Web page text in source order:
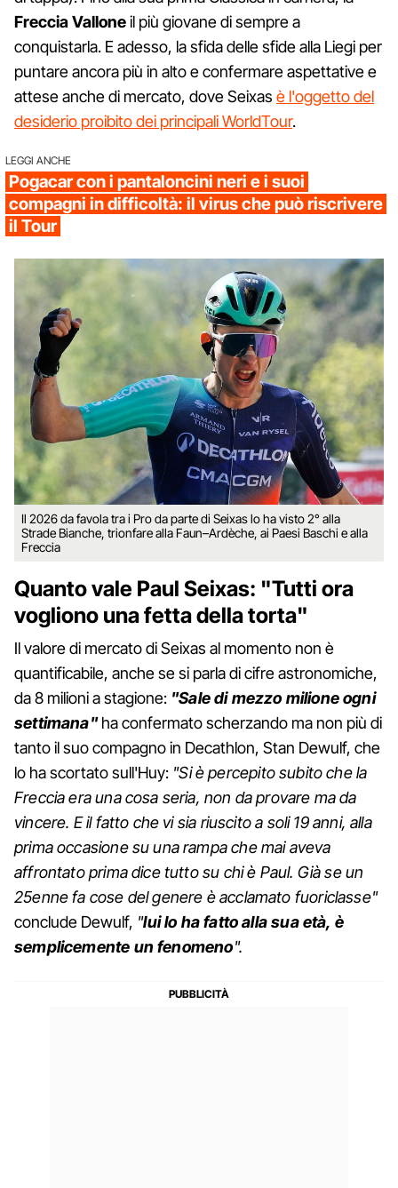
Freccia Valloneil più giovane di sempre a
conquistarla. E adesso, la sfida delle sfide alla Liegi per
puntare ancora più in alto e confermare aspettative e
attese anche di mercato, dove Seixas è l'oggetto del
desiderio proibito dei principali WorldTour.
LEGGI ANCHE
Pogacar con i pantaloncini neri e i suoi
compagni in difficoltà: il virus che può riscrivere
il Tour
Il 2026 da favola tra i Pro da parte di Seixas lo ha visto 2° alla
Strade Bianche, trionfare alla Faun–Ardèche, ai Paesi Baschi e alla
Freccia
Quanto vale Paul Seixas: "Tutti ora
vogliono una fetta della torta"
Il valore di mercato di Seixas al momento non è
quantificabile, anche se si parla di cifre astronomiche,
da 8 milioni a stagione: "Sale di mezzo milione ogni
settimana"ha confermato scherzando ma non più di
tanto il suo compagno in Decathlon, Stan Dewulf, che
lo ha scortato sull'Huy: "Si è percepito subito che la
Freccia era una cosa seria, non da provare ma da
vincere. E il fatto che vi sia riuscito a soli 19 anni, alla
prima occasione su una rampa che mai aveva
affrontato prima dice tutto su chi è Paul. Già se un
25enne fa cose del genere è acclamato fuoriclasse"
conclude Dewulf, "lui lo ha fatto alla sua età, è
semplicemente un fenomeno".